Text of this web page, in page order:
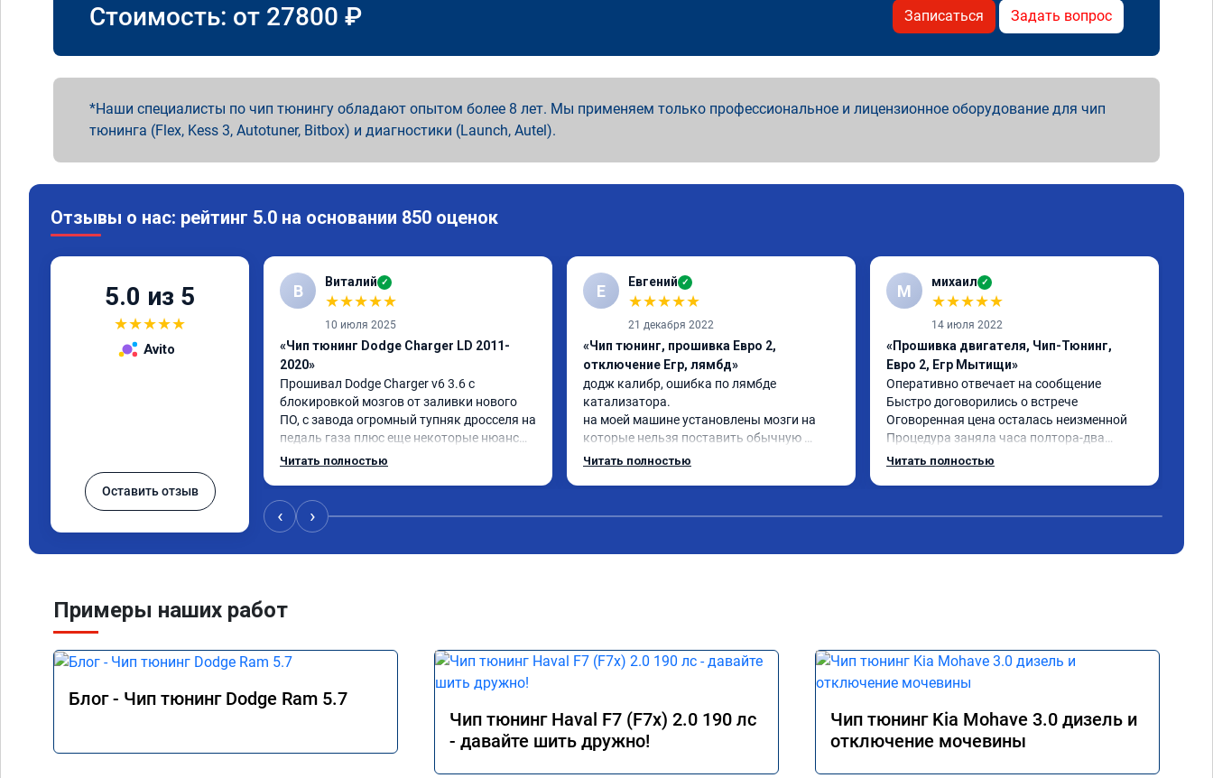
Стоимость: от 27800 ₽ Записаться Задать вопрос
Наши специалисты по чип тюнингу обладают опытом более 8 лет. Мы применяем только профессиональное и лицензионное оборудование для чип
тюнинга (Flex, Kess 3, Autotuner, Bitbox) и диагностики (Launch, Autel).
Отзывы о нас: рейтинг 5.0 на основании 850 оценок
5.0 из 5
★★★★★
Avito
Оставить отзыв
В Виталий ✓
★★★★★
10 июля 2025
«Чип тюнинг Dodge Charger LD 2011-
2020»
Прошивал Dodge Charger v6 3.6 с
блокировкой мозгов от заливки нового
ПО, с завода огромный тупняк дросселя на
педаль газа плюс еще некоторые нюансы,
приехал снизить до минимума этот
всего железа под новую прошивку в
течение примерно 200км, по началу не
установилась жара 35+ градусов,
за 60, с постоянно включенным климатом,
прыгает в соседний ряд без задержки
дросселя, нажал-поехал. Теперь меня
полностью устраивает проделанная
Читать полностью
Е Евгений ✓
★★★★★
21 декабря 2022
«Чип тюнинг, прошивка Евро 2,
отключение Егр, лямбд»
додж калибр, ошибка по лямбде
катализатора.
на моей машине установлены мозги на
которые нельзя поставить обычную
прошивку под евро 2.
Читать полностью
М михаил ✓
★★★★★
14 июля 2022
«Прошивка двигателя, Чип-Тюнинг,
Евро 2, Егр Мытищи»
Оперативно отвечает на сообщение
Быстро договорились о встрече
Оговоренная цена осталась неизменной
Процедура заняла часа полтора-два
Хороший результат
Читать полностью
‹ ›
Примеры наших работ
Блог - Чип тюнинг Dodge Ram 5.7
Чип тюнинг Haval F7 (F7x) 2.0 190 лс
- давайте шить дружно!
Чип тюнинг Kia Mohave 3.0 дизель и
отключение мочевины